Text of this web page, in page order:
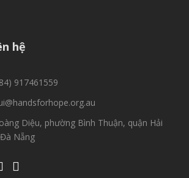
hệ
917461559
Diệu, phường Bình Thuận, quận Hải
Nẵng